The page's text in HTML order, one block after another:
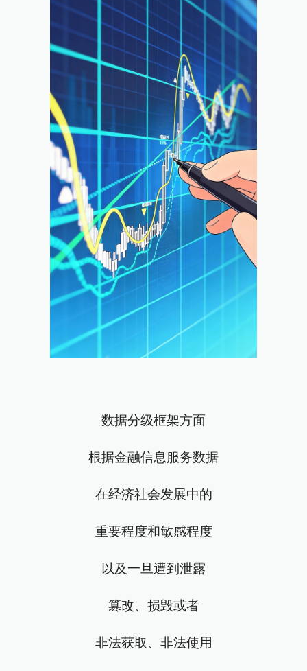
数据分级框架方面
根据金融信息服务数据
在经济社会发展中的
重要程度和敏感程度
以及一旦遭到泄露
篡改、损毁或者
非法获取、非法使用